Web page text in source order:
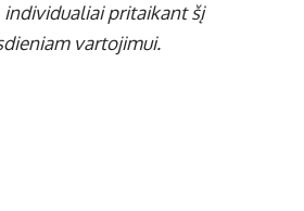
individualiai pritaikant šį
vartojimui.